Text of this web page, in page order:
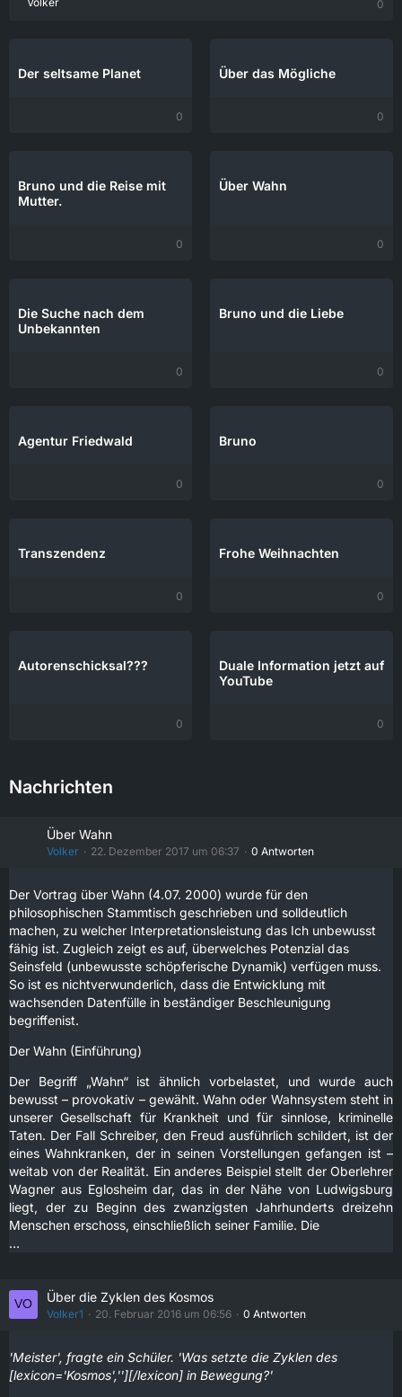
0
Der seltsame Planet
0
Über das Mögliche
0
Bruno und die Reise mit
Mutter.
0
Über Wahn
0
Die Suche nach dem
Unbekannten
0
Bruno und die Liebe
0
Agentur Friedwald
0
Bruno
0
Transzendenz
0
Frohe Weihnachten
0
Autorenschicksal???
0
Duale Information jetzt auf
YouTube
0
Nachrichten
Über Wahn
Volker 22. Dezember 2017 um 06:37 0 Antworten
Der Vortrag über Wahn (4.07. 2000) wurde für den
philosophischen Stammtisch geschrieben und solldeutlich
machen, zu welcher Interpretationsleistung das Ich unbewusst
fähig ist. Zugleich zeigt es auf, überwelches Potenzial das
Seinsfeld (unbewusste schöpferische Dynamik) verfügen muss.
So ist es nichtverwunderlich, dass die Entwicklung mit
wachsenden Datenfülle in beständiger Beschleunigung
begriffenist.
Der Wahn (Einführung)
Der Begriff „Wahn“ ist ähnlich vorbelastet, und wurde auch
bewusst – provokativ – gewählt. Wahn oder Wahnsystem steht in
unserer Gesellschaft für Krankheit und für sinnlose, kriminelle
Taten. Der Fall Schreiber, den Freud ausführlich schildert, ist der
eines Wahnkranken, der in seinen Vorstellungen gefangen ist –
weitab von der Realität. Ein anderes Beispiel stellt der Oberlehrer
Wagner aus Eglosheim dar, das in der Nähe von Ludwigsburg
liegt, der zu Beginn des zwanzigsten Jahrhunderts dreizehn
Menschen erschoss, einschließlich seiner Familie. Die
…
Über die Zyklen des Kosmos
Volker1 20. Februar 2016 um 06:56 0 Antworten
'Meister', fragte ein Schüler. 'Was setzte die Zyklen des
[lexicon='Kosmos',''][/lexicon] in Bewegung?'